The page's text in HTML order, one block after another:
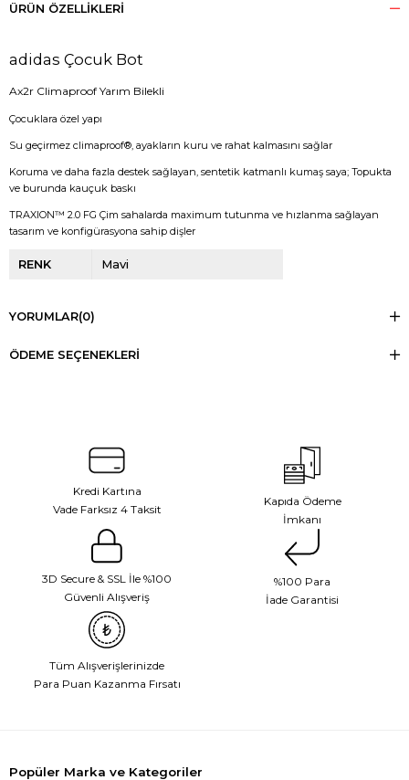
ÜRÜN ÖZELLIKLERI
adidas Çocuk Bot
Ax2r Climaproof Yarım Bilekli
Çocuklara özel yapı
Su geçirmez climaproof®, ayakların kuru ve rahat kalmasını sağlar
Koruma ve daha fazla destek sağlayan, sentetik katmanlı kumaş saya; Topukta
ve burunda kauçuk baskı
TRAXION™ 2.0 FG Çim sahalarda maximum tutunma ve hızlanma sağlayan
tasarım ve konfigürasyona sahip dişler
RENK Mavi
YORUMLAR(0)
ÖDEME SEÇENEKLERI
Kredi Kartına
Vade Farksız 4 Taksit
Kapıda Ödeme
İmkanı
3D Secure & SSL İle %100
Güvenli Alışveriş
%100 Para
İade Garantisi
Tüm Alışverişlerinizde
Para Puan Kazanma Fırsatı
Popüler Marka ve Kategoriler